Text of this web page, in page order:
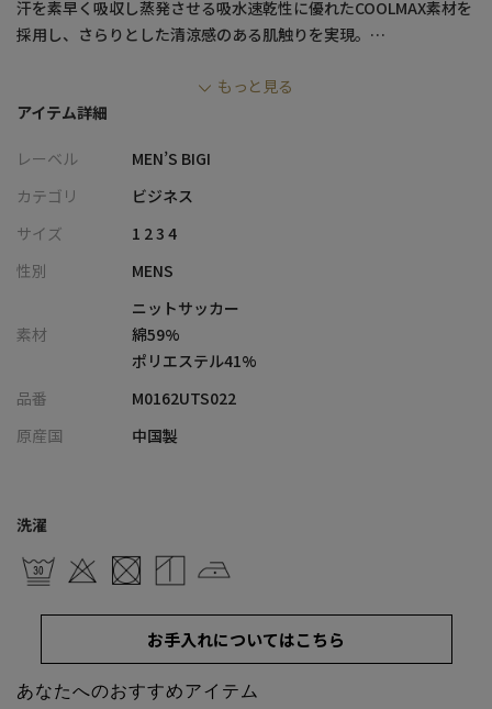
汗を素早く吸収し蒸発させる吸水速乾性に優れたCOOLMAX素材を
採用し、さらりとした清涼感のある肌触りを実現。
ることで、一日中快適な着心地を提供します。シンプルながらもデ
ザイン性の高い仕上がりで、ビジネスからカジュアルまでさまざ
【素材/デザイン】
ットン素材よりも約5倍の速さで汗を吸収・蒸発。サッカー織りな
らではの凹凸感が肌離れを良くし、通気性を高めることでムレに
くく爽やかな着心地を実現しました。
さらに、型崩れしにくく、長く愛用できる耐久性の高さも魅力。
衿裏と背裏には別布を使用し、シンプルながらもさりげないアク
【シルエット】
バランスのシルエットが特徴です。
ジャケットのインナーとしても、1枚でさらりと着こなしても様に
なる仕上がりになっています。
機能性とデザイン性を兼ね備えたディテールワークが魅力。襟元
はスナップダウン仕様で、ノーネクタイで爽やかに着こなせます。
もっと見る
アイテム詳細
レーベル
MEN’S BIGI
カテゴリ
ビジネス
サイズ
1 2 3 4
性別
MENS
素材
ニットサッカー
綿59%
ポリエステル41%
品番
M0162UTS022
原産国
中国製
洗濯
お手入れについてはこちら
あなたへのおすすめアイテム